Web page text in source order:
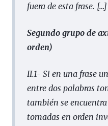
fuera de esta frase. […]
Segundo grupo de
orden)
II.1- Si en una frase
entre dos palabras
también se
tomadas en orden